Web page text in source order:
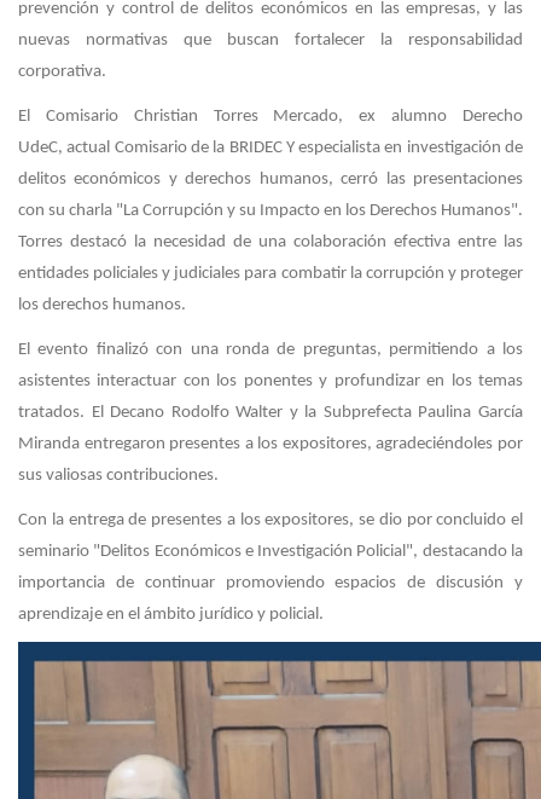
prevención y control de delitos económicos en las empresas, y las
nuevas normativas que buscan fortalecer la responsabilidad
corporativa.
El Comisario Christian Torres Mercado, ex alumno Derecho
UdeC, actual Comisario de la BRIDEC Y especialista en investigación de
delitos económicos y derechos humanos, cerró las presentaciones
con su charla "La Corrupción y su Impacto en los Derechos Humanos".
Torres destacó la necesidad de una colaboración efectiva entre las
entidades policiales y judiciales para combatir la corrupción y proteger
los derechos humanos.
El evento finalizó con una ronda de preguntas, permitiendo a los
asistentes interactuar con los ponentes y profundizar en los temas
tratados. El Decano Rodolfo Walter y la Subprefecta Paulina García
Miranda entregaron presentes a los expositores, agradeciéndoles por
sus valiosas contribuciones.
Con la entrega de presentes a los expositores, se dio por concluido el
seminario "Delitos Económicos e Investigación Policial", destacando la
importancia de continuar promoviendo espacios de discusión y
aprendizaje en el ámbito jurídico y policial.